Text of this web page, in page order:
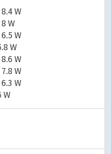
W
W
W
W
W
W
W
W